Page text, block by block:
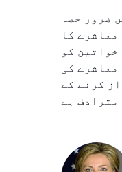
ضرور حصہ
کا
خواتین کو
معاشرے کی
کرنے کے
مترادف ہے